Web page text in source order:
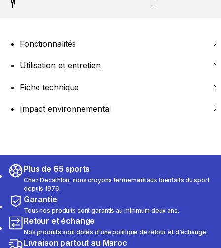
Fonctionnalités
Utilisation et entretien
Fiche technique
Impact environnemental
Plus de 65 sports
Chez Decathlon, nous croyons fermement aux bienfaits du sport
depuis 1976.
Garantie
Tous nos produits sont garantis au minimum deux ans.
Retour et échange
Nos produits sont dotés d'une politique de retour et d'échange.
Livraison partout au Maroc